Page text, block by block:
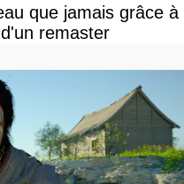
que jamais grâce à
remaster